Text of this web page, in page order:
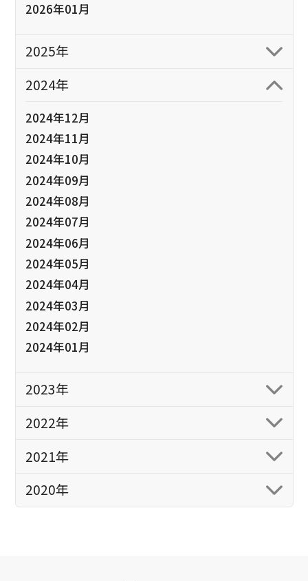
2026年01月
2025年
2024年
2024年12月
2024年11月
2024年10月
2024年09月
2024年08月
2024年07月
2024年06月
2024年05月
2024年04月
2024年03月
2024年02月
2024年01月
2023年
2022年
2021年
2020年